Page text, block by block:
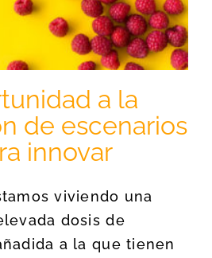
a la
de escenarios
innovar
viviendo una
dosis de
a la que tienen